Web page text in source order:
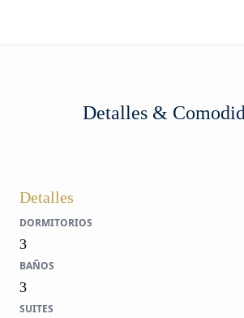
Detalles &
Detalles
DORMITORIOS
3
BAÑOS
3
SUITES